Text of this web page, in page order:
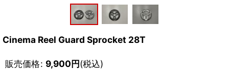
Cinema Reel Guard Sprocket 28T
販売価格: 9,900円(税込)